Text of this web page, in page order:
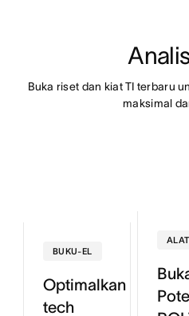
Buka riset dan kiat TI terbaru
maksimal
BUKU-EL
Optimalkan
tech
ALAT